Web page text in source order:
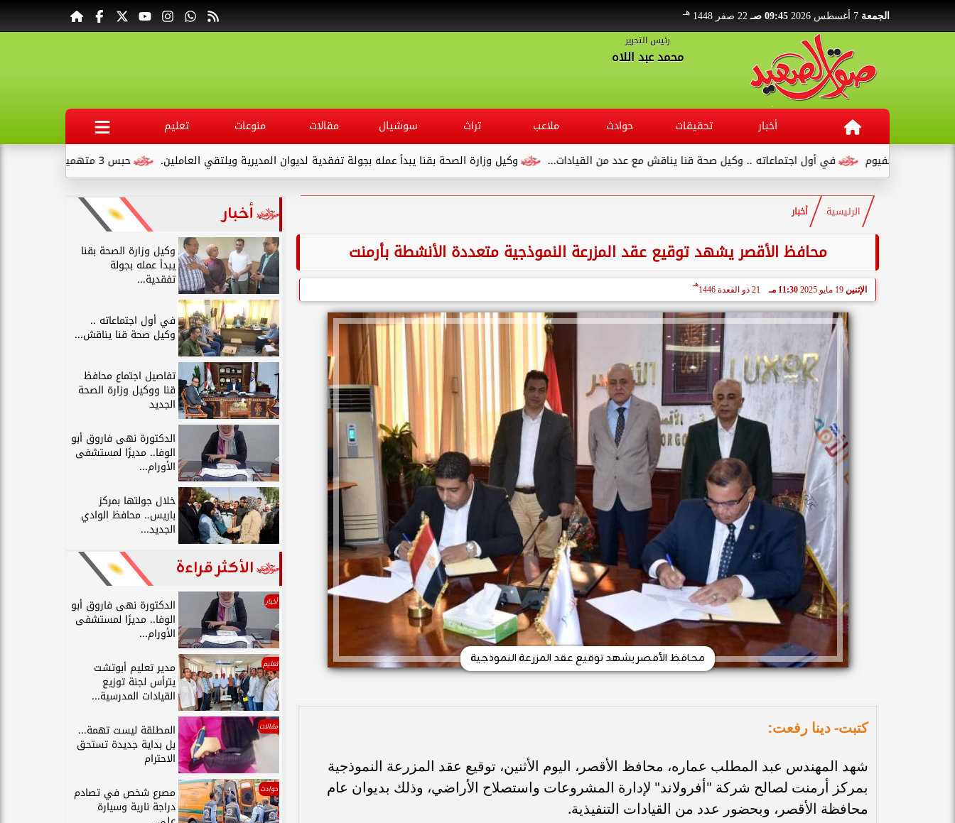
الجمعة 09:45 صـ 22 صفر 1448 هـ
رئيس التحرير
محمد عبد اللاه
أخبار تحقيقات حوادث ملاعب تراث سوشيال مقالات منوعات
تعليم
حبس 3 متهمين 15 يومًا علي ذمةالتحقيقات بتهمة التنقيب عن الآثار داخل...
وكيل وزارة الصحة بقنا يبدأ عمله بجولة تفقدية لديوان المديرية ويلتقي العاملين. في أول اجتماعاته .. وكيل صحة قنا يناقش مع عدد من القيادات...
الرئيسية أخبار
محافظ الأقصر يشهد توقيع عقد المزرعة النموذجية متعددة الأنشطة بأرمنت
الإثنين 19 مايو 2025 11:30 مـ 21 ذو القعدة 1446
هـ
محافظ الأقصر يشهد توقيع عقد المزرعة النموذجية
كتبت- دينا رفعت:
شهد المهندس عبد المطلب عماره، محافظ الأقصر، اليوم الأثنين، توقيع عقد المزرعة النموذجية
بمركز أرمنت لصالح شركة "أفرولاند" لإدارة المشروعات واستصلاح الأراضي، وذلك بديوان عام
محافظة الأقصر، وبحضور عدد من القيادات التنفيذية.
أخبار
وكيل وزارة الصحة بقنا
يبدأ عمله بجولة
تفقدية...
في أول اجتماعاته ..
وكيل صحة قنا يناقش...
تفاصيل اجتماع محافظ
قنا ووكيل وزارة الصحة
الجديد
الدكتورة نهى فاروق أبو
الوفا.. مديرًا لمستشفى
الأورام...
خلال جولتها بمركز
باريس.. محافظ الوادي
الجديد...
الأكثر قراءة
أخبار الدكتورة نهى فاروق أبو
الوفا.. مديرًا لمستشفى
الأورام...
تعليم مدير تعليم أبوتشت
يترأس لجنة توزيع
القيادات المدرسية...
مقالات المطلقة ليست تهمة...
بل بداية جديدة تستحق
الاحترام
حوادث مصرع شخص في تصادم
دراجة نارية وسيارة